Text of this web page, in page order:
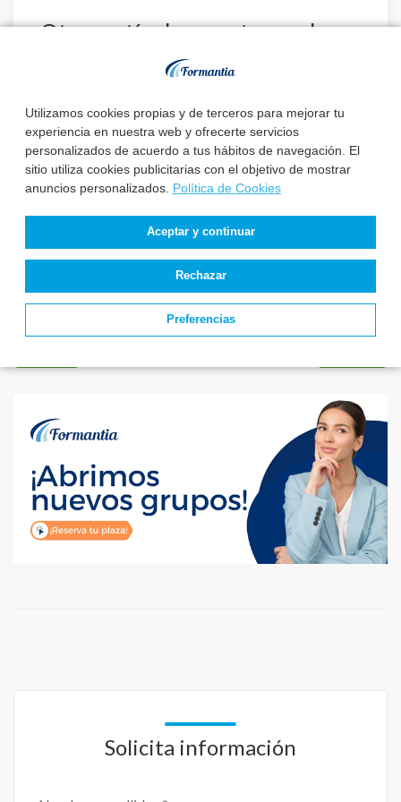
Utilizamos cookies propias y de terceros para mejorar tu
experiencia en nuestra web y ofrecerte servicios
personalizados de acuerdo a tus hábitos de navegación. El
sitio utiliza cookies publicitarias con el objetivo de mostrar
anuncios personalizados. Política de Cookies
Aceptar y continuar
Rechazar
Preferencias
Otros artículos que te pueden
La Diputación
Provincial de
Valladolid convoca 3
plazas de E...
El Instituto Nacional
de Gestión Sanitaria
aprueba la relaci...
convocatorias y
plazas de Enfermería
Solicita información